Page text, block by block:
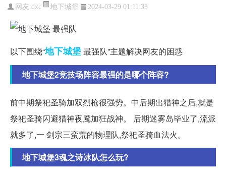
网友:dxc 地下城堡 2024-03-29 01:11:33
以下围绕“地下城堡最强队”主题解决网友的困惑
地下城堡2竞技场阵容最强的是哪个阵容?
前中期祭祀圣骑加双烈枪很强势。中后期出猎神之后,就是
祭祀圣骑闪避猎神夜魇加狂战神。 后期迷雾岛毕业了,流派
就多了,一 剑宗三蛮荒的物理队,祭祀圣骑血法火。
地下城堡3魂之诗冰队怎么玩?